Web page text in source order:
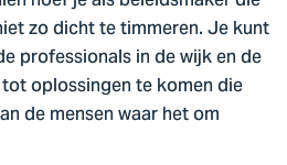
zo dicht te timmeren. Je kunt
professionals in de wijk en de
oplossingen te komen die
de mensen waar het om